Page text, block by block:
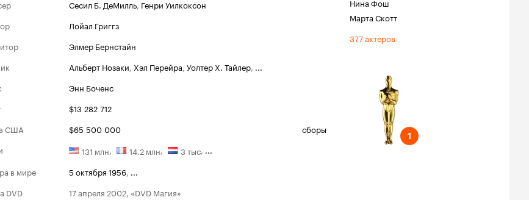
Сесил Б. ДеМилль, Генри Уилкоксон
Лойал Григгз
Элмер Бернстайн
Альберт Нозаки, Хэл Перейра, Уолтер Х. Тайлер, ...
Энн Боченс
$13 282 712
США
$65 500 000
сборы
131 млн, 14.2 млн, 3 тыс, ...
в мире
5 октября 1956
DVD
17 апреля 2002, «DVD Магия»
Нина Фош
Марта Скотт
377 актеров
1
1